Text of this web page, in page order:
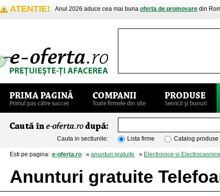
ATENTIE! Anul 2026 aduce cea mai buna oferta de promovare din
Cauta in sectiunile: Lista firme Catalog produse
Esti pe pagina: e-oferta.ro » anunturi gratuite » Electronice si Electrocasnice
Anunturi gratuite